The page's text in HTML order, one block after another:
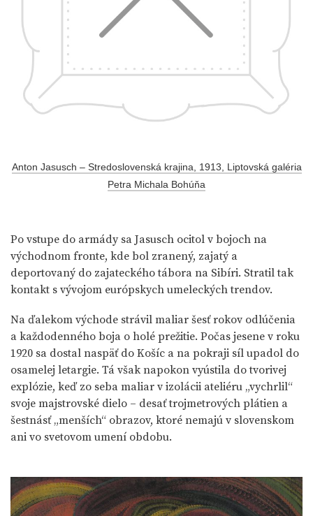
Anton Jasusch – Stredoslovenská krajina, 1913, Liptovská galéria
Petra Michala Bohúňa
Po vstupe do armády sa Jasusch ocitol v bojoch na
východnom fronte, kde bol zranený, zajatý a
deportovaný do zajateckého tábora na Sibíri. Stratil tak
kontakt s vývojom európskych umeleckých trendov.
Na ďalekom východe strávil maliar šesť rokov odlúčenia
a každodenného boja o holé prežitie. Počas jesene v roku
1920 sa dostal naspäť do Košíc a na pokraji síl upadol do
osamelej letargie. Tá však napokon vyústila do tvorivej
explózie, keď zo seba maliar v izolácii ateliéru „vychrlil“
svoje majstrovské dielo – desať trojmetrových plátien a
šestnásť „menších“ obrazov, ktoré nemajú v slovenskom
ani vo svetovom umení obdobu.